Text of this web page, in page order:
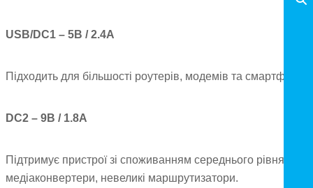
USB/DC1 – 5В / 2.4А
Підходить для більшості роутерів, модемів та смартфонів.
DC2 – 9В / 1.8А
Підтримує пристрої зі споживанням середнього рівня:
медіаконвертери, невеликі маршрутизатори.